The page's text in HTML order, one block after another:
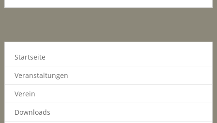
Startseite
Veranstaltungen
Verein
Downloads